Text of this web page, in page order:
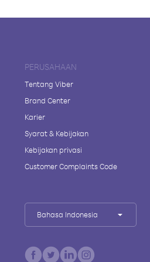
PERUSAHAAN
Tentang Viber
Brand Center
Karier
Syarat & Kebijakan
Kebijakan privasi
Customer Complaints Code
Bahasa Indonesia